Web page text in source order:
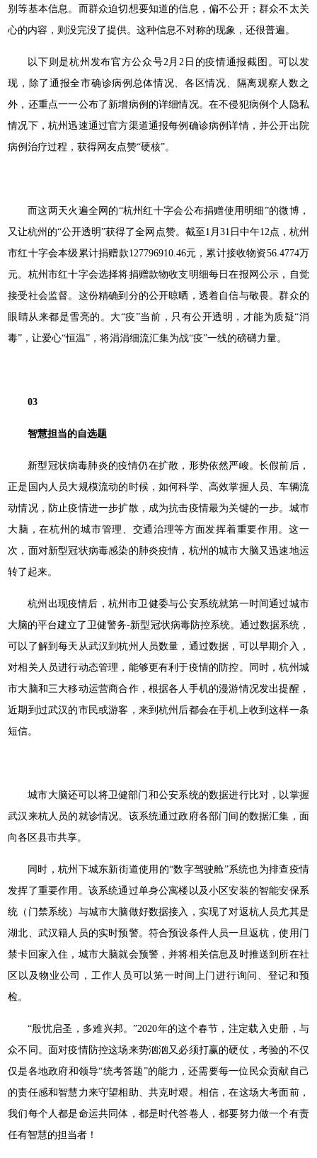
别等基本信息。而群众迫切想要知道的信息，偏不公开；群众不太关
心的内容，则没完没了提供。这种信息不对称的现象，还很普遍。
以下则是杭州发布官方公众号2月2日的疫情通报截图。可以发
现，除了通报全市确诊病例总体情况、各区情况、隔离观察人数之
外，还重点一一公布了新增病例的详细情况。在不侵犯病例个人隐私
情况下，杭州迅速通过官方渠道通报每例确诊病例详情，并公开出院
病例治疗过程，获得网友点赞“硬核”。
而这两天火遍全网的“杭州红十字会公布捐赠使用明细”的微博，
又让杭州的“公开透明”获得了全网点赞。截至1月31日中午12点，杭州
市红十字会本级累计捐赠款127796910.46元，累计接收物资56.4774万
元。杭州市红十字会选择将捐赠款物收支明细每日在报网公示，自觉
接受社会监督。这份精确到分的公开晾晒，透着自信与敬畏。群众的
眼睛从来都是雪亮的。大“疫”当前，只有公开透明，才能为质疑“消
毒”，让爱心“恒温”，将涓涓细流汇集为战“疫”一线的磅礴力量。
03
智慧担当的自选题
新型冠状病毒肺炎的疫情仍在扩散，形势依然严峻。长假前后，
正是国内人员大规模流动的时候，如何科学、高效掌握人员、车辆流
动情况，防止疫情进一步扩散，成为抗击疫情最为关键的一步。城市
大脑，在杭州的城市管理、交通治理等方面发挥着重要作用。这一
次，面对新型冠状病毒感染的肺炎疫情，杭州的城市大脑又迅速地运
转了起来。
杭州出现疫情后，杭州市卫健委与公安系统就第一时间通过城市
大脑的平台建立了卫健警务-新型冠状病毒防控系统。通过数据系统，
可以了解到每天从武汉到杭州人员数量，通过数据，可以早期介入，
对相关人员进行动态管理，能够更有利于疫情的防控。同时，杭州城
市大脑和三大移动运营商合作，根据各人手机的漫游情况发出提醒，
近期到过武汉的市民或游客，来到杭州后都会在手机上收到这样一条
短信。
城市大脑还可以将卫健部门和公安系统的数据进行比对，以掌握
武汉来杭人员的就诊情况。该系统通过政府各部门间的数据汇集，面
向各区县市共享。
同时，杭州下城东新街道使用的“数字驾驶舱”系统也为排查疫情
发挥了重要作用。该系统通过单身公寓楼以及小区安装的智能安保系
统（门禁系统）与城市大脑做好数据接入，实现了对返杭人员尤其是
湖北、武汉籍人员的实时预警。符合预设条件人员一旦返杭，使用门
禁卡回家入住，城市大脑就会预警，并将相关信息及时推送到所在社
区以及物业公司，工作人员可以第一时间上门进行询问、登记和预
检。
“殷忧启圣，多难兴邦。”2020年的这个春节，注定载入史册，与
众不同。面对疫情防控这场来势汹汹又必须打赢的硬仗，考验的不仅
仅是各地政府和领导“统考答题”的能力，还需要每一位民众贡献自己
的责任感和智慧力来守望相助、共克时艰。相信，在这场大考面前，
我们每个人都是命运共同体，都是时代答卷人，都要努力做一个有责
任有智慧的担当者！